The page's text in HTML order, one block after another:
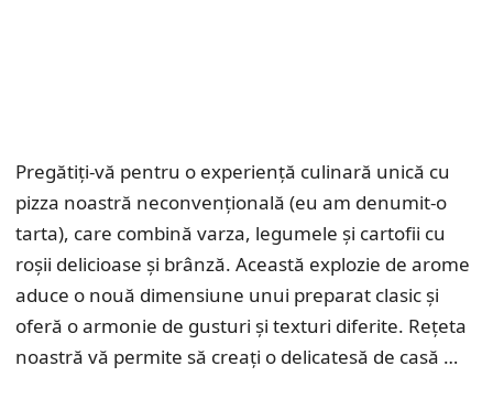
Pregătiți-vă pentru o experiență culinară unică cu
pizza noastră neconvențională (eu am denumit-o
tarta), care combină varza, legumele și cartofii cu
roșii delicioase și brânză. Această explozie de arome
aduce o nouă dimensiune unui preparat clasic și
oferă o armonie de gusturi și texturi diferite. Rețeta
noastră vă permite să creați o delicatesă de casă …